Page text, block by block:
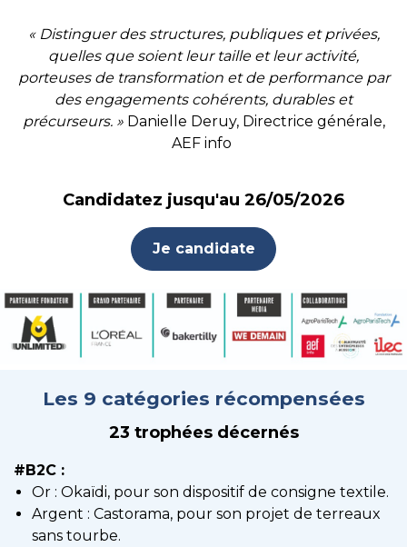
« Distinguer des structures, publiques et privées,
quelles que soient leur taille et leur activité,
porteuses de transformation et de performance par
des engagements cohérents, durables et
précurseurs. » Danielle Deruy, Directrice générale,
AEF info
Candidatez jusqu'au 26/05/2026
Je candidate
Les 9 catégories récompensées
23 trophées décernés
#B2C :
Or : Okaïdi, pour son dispositif de consigne textile.
Argent : Castorama, pour son projet de terreaux
sans tourbe.